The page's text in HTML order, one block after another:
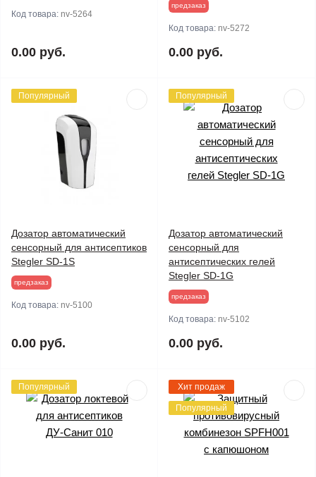
Код товара: nv-5264
0.00 руб.
предзаказ
Код товара: nv-5272
0.00 руб.
Популярный
Дозатор автоматический
сенсорный для антисептиков
Stegler SD-1S
предзаказ
Код товара: nv-5100
0.00 руб.
Популярный
Дозатор автоматический
сенсорный для
антисептических гелей
Stegler SD-1G
предзаказ
Код товара: nv-5102
0.00 руб.
Популярный Хит продаж
Популярный